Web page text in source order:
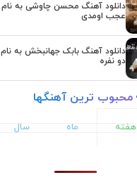
دانلود آهنگ محسن چاوشی به نام
عجب اومدی
دانلود آهنگ بابک جهانبخش به نام
دو نفره
محبوب ترینآهنگها
هفته ماه سال